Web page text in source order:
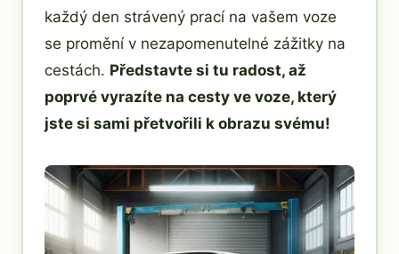
každý den strávený prací na vašem voze
se promění v nezapomenutelné zážitky na
cestách. Představte si tu radost, až
poprvé vyrazíte na cesty ve voze, který
jste si sami přetvořili k obrazu svému!